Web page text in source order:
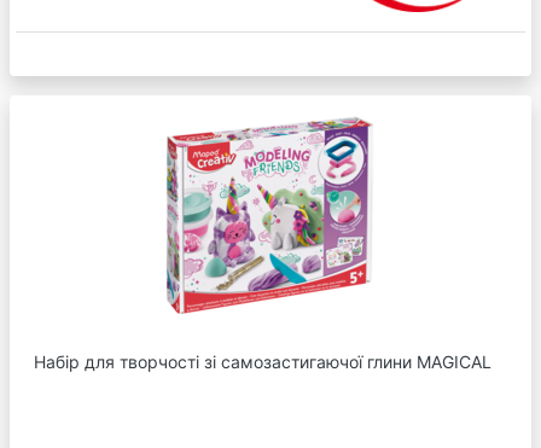
Набір для творчості зі самозастигаючої глини MAGICAL